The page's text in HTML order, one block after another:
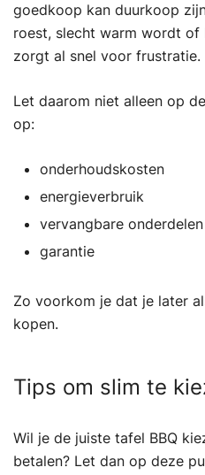
goedkoop kan duurkoop
roest, slecht warm wordt of
zorgt al snel voor frustratie.
Let daarom niet alleen op
op:
onderhoudskosten
energieverbruik
vervangbare onderdelen
garantie
Zo voorkom je dat je later
kopen.
Tips om slim te
Wil je de juiste tafel BBQ
betalen? Let dan op deze